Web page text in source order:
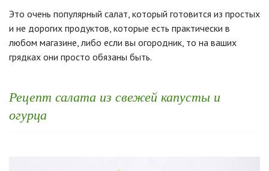
Это очень популярный салат, который готовится из простых
и не дорогих продуктов, которые есть практически в
любом магазине, либо если вы огородник, то на ваших
грядках они просто обязаны быть.
Рецепт салата из свежей капусты и
огурца